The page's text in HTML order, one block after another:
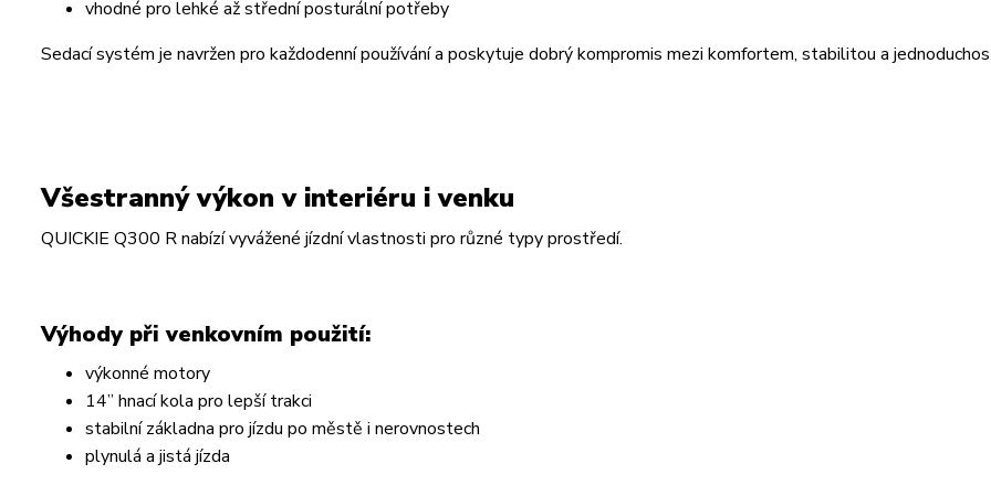
vhodné pro lehké až střední posturální potřeby
Sedací systém je navržen pro každodenní používání a poskytuje dobrý kompromis mezi komfortem, stabilitou a
Všestranný výkon v interiéru i venku
QUICKIE Q300 R nabízí vyvážené jízdní vlastnosti pro různé typy prostředí.
Výhody při venkovním použití:
výkonné motory
14” hnací kola pro lepší trakci
stabilní základna pro jízdu po městě i nerovnostech
plynulá a jistá jízda